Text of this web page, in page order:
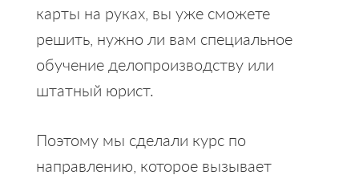
карты на руках, вы уже сможете
решить, нужно ли вам специальное
обучение делопроизводству или
штатный юрист.
Поэтому мы сделали курс по
направлению, которое вызывает